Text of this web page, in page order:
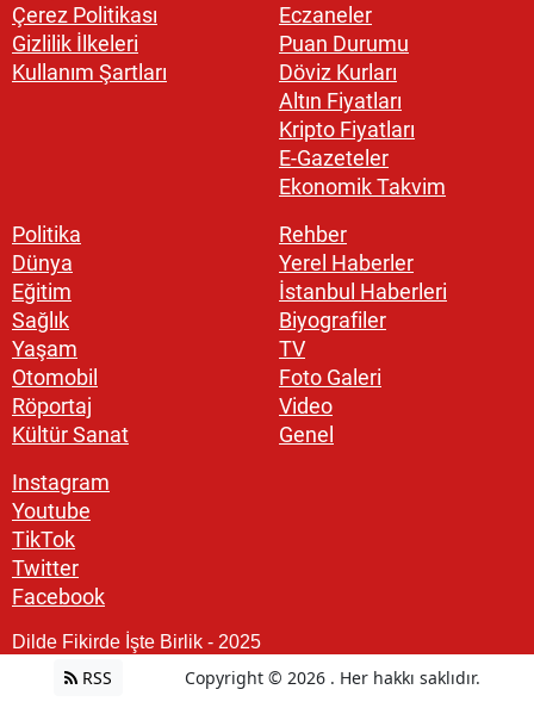
Çerez Politikası
Gizlilik İlkeleri
Kullanım Şartları
Eczaneler
Puan Durumu
Döviz Kurları
Altın Fiyatları
Kripto Fiyatları
E-Gazeteler
Ekonomik Takvim
Politika
Dünya
Eğitim
Sağlık
Yaşam
Otomobil
Röportaj
Kültür Sanat
Rehber
Yerel Haberler
İstanbul Haberleri
Biyografiler
TV
Foto Galeri
Video
Genel
Instagram
Youtube
TikTok
Twitter
Facebook
Dilde Fikirde İşte Birlik - 2025
RSS Copyright © 2026 . Her hakkı saklıdır.